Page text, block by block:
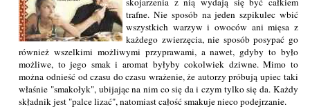
trafne. Nie sposób na jeden szpikulec wbić
wszystkich warzyw i owoców ani mięsa z
każdego zwierzęcia, nie sposób posypać go
również wszelkimi możliwymi przyprawami, a nawet, gdyby to było
możliwe, to jego smak i aromat byłyby cokolwiek dziwne. Mimo to
można odnieść od czasu do czasu wrażenie, że autorzy próbują upiec taki
właśnie "smakołyk", ubijając na nim co się da i czym tylko się da. Każdy
składnik jest "palce lizać", natomiast całość smakuje nieco podejrzanie.